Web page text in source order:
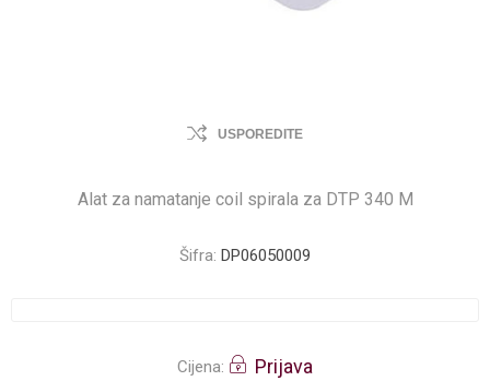
USPOREDITE
Alat za namatanje coil spirala za DTP 340 M
Šifra: DP06050009
Cijena: Prijava